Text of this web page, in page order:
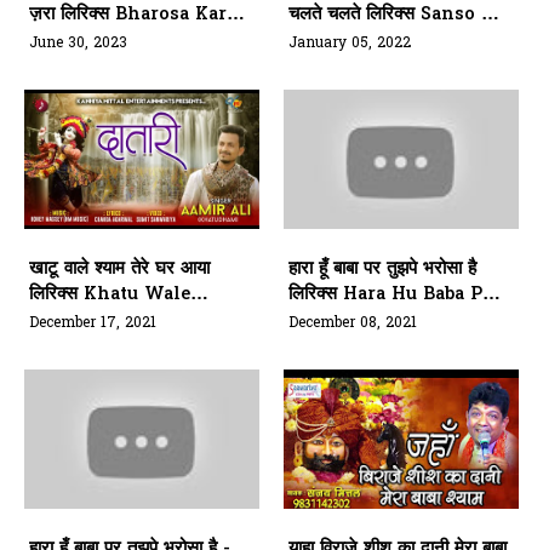
ज़रा लिरिक्स Bharosa Kar
Le Jara Khatu Shyam
June 30, 2023
चलते चलते लिरिक्स Sanso Ka
Kya Bharosa Lyrics
January 05, 2022
खाटू वाले श्याम तेरे घर आया
लिरिक्स Khatu Wale
Shyam Tere Ghar Aaya
December 17, 2021
हारा हूँ बाबा पर तुझपे भरोसा है
लिरिक्स Hara Hu Baba Par
Tujhpe Bharosa Hai
December 08, 2021